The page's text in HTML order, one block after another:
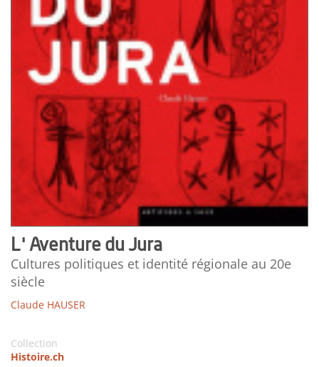
L' Aventure du Jura
Cultures politiques et identité régionale au 20e
siècle
Claude HAUSER
Collection
Histoire.ch